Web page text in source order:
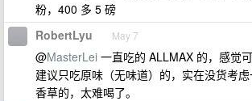
粉，400 多 5 磅
RobertLyu May 7
@MasterLei 一直吃的 ALLMAX 的，感觉
建议只吃原味（无味道）的，实在没货考
香草的，太难喝了。